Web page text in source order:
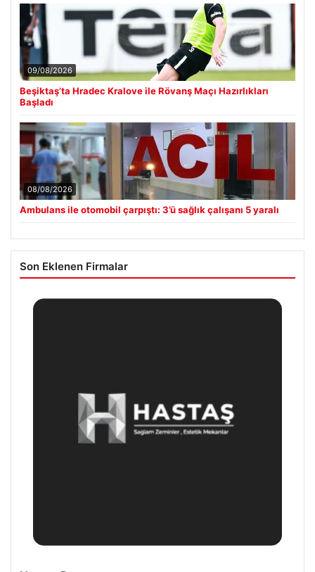
09/08/2026
Beşiktaş’ta Hradec Kralove ile Rövanş Maçı Hazırlıkları
Başladı
08/08/2026
Ambulans ile otomobil çarpıştı: 3’ü sağlık çalışanı 5 yaralı
Son Eklenen Firmalar